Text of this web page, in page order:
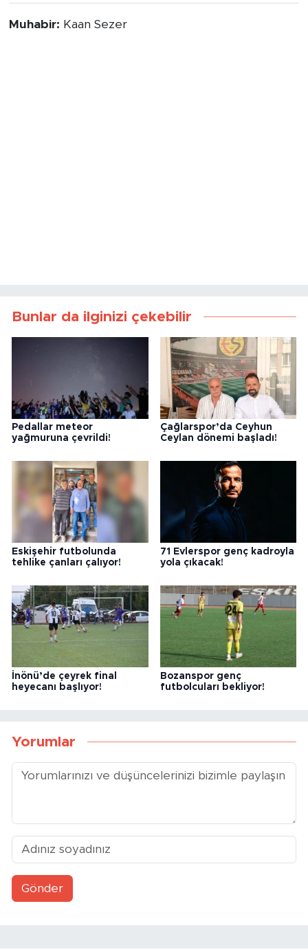
Muhabir: Kaan Sezer
Bunlar da ilginizi çekebilir
Pedallar meteor
yağmuruna çevrildi!
Çağlarspor’da Ceyhun
Ceylan dönemi başladı!
Eskişehir futbolunda
tehlike çanları çalıyor!
71 Evlerspor genç kadroyla
yola çıkacak!
İnönü’de çeyrek final
heyecanı başlıyor!
Bozanspor genç
futbolcuları bekliyor!
Yorumlar
Gönder